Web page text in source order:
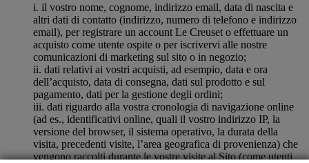
i. il vostro nome, cognome, indirizzo email, data di nascita e
altri dati di contatto (indirizzo, numero di telefono e indirizzo
email), per registrare un account Le Creuset o effettuare un
acquisto come utente ospite o per iscrivervi alle nostre
comunicazioni di marketing sul sito o in negozio;
ii. dati relativi ai vostri acquisti, ad esempio, data e ora
dell’acquisto, data di consegna, dati sul prodotto e sul
pagamento, dati per la gestione degli ordini;
iii. dati riguardo alla vostra cronologia di navigazione online
(ad es., identificativi online, quali il vostro indirizzo IP, la
versione del browser, il sistema operativo, la durata della
visita, precedenti visite, l’area geografica di provenienza) che
vengono raccolti durante le vostre visite al Sito (come utenti